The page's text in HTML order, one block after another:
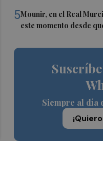
5Mounir, en el Real
este momento desde
Siempre al día